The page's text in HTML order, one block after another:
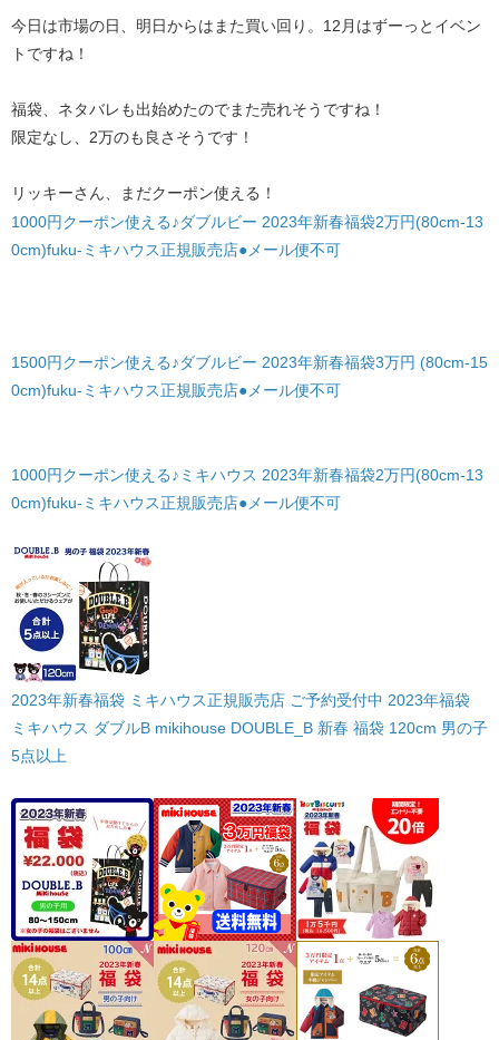
今日は市場の日、明日からはまた買い回り。12月はずーっとイベン
トですね！
福袋、ネタバレも出始めたのでまた売れそうですね！
限定なし、2万のも良さそうです！
リッキーさん、まだクーポン使える！
1000円クーポン使える♪ダブルビー 2023年新春福袋2万円(80cm-13
0cm)fuku-ミキハウス正規販売店●メール便不可
1500円クーポン使える♪ダブルビー 2023年新春福袋3万円 (80cm-15
0cm)fuku-ミキハウス正規販売店●メール便不可
1000円クーポン使える♪ミキハウス 2023年新春福袋2万円(80cm-13
0cm)fuku-ミキハウス正規販売店●メール便不可
2023年新春福袋 ミキハウス正規販売店 ご予約受付中 2023年福袋
ミキハウス ダブルB mikihouse DOUBLE_B 新春 福袋 120cm 男の子
5点以上